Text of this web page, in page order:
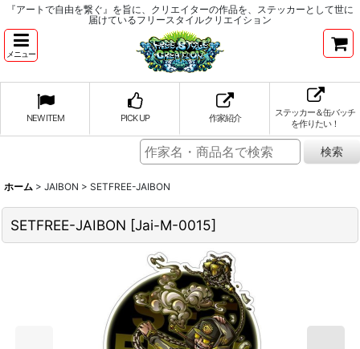
『アートで自由を繋ぐ』を旨に、クリエイターの作品を、ステッカーとして世に
届けているフリースタイルクリエイション
メニュー
NEW ITEM PICK UP 作家紹介
ステッカー＆缶バッチ
を作りたい！
ホーム > JAIBON > SETFREE-JAIBON
SETFREE-JAIBON [Jai-M-0015]